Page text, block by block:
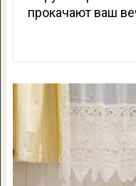
прокачают ваш